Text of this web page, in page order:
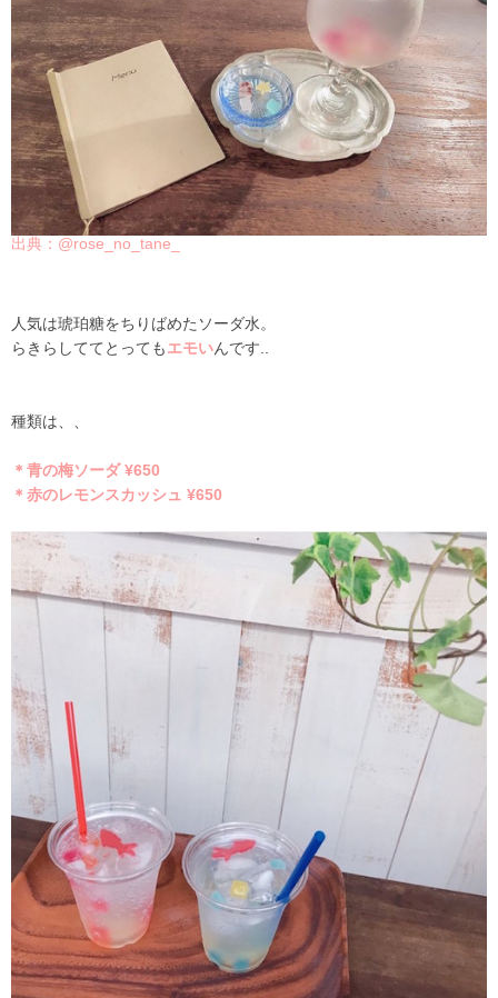
出典：@rose_no_tane_
人気は琥珀糖をちりばめたソーダ水。
らきらしててとってもエモいんです..
種類は、、
＊青の梅ソーダ ¥650
＊赤のレモンスカッシュ ¥650